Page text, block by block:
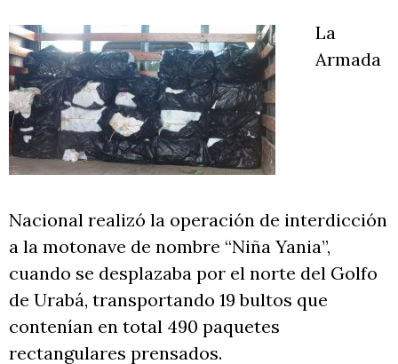
La
Armada
Nacional realizó la operación de interdicción
a la motonave de nombre “Niña Yania”,
cuando se desplazaba por el norte del Golfo
de Urabá, transportando 19 bultos que
contenían en total 490 paquetes
rectangulares prensados.